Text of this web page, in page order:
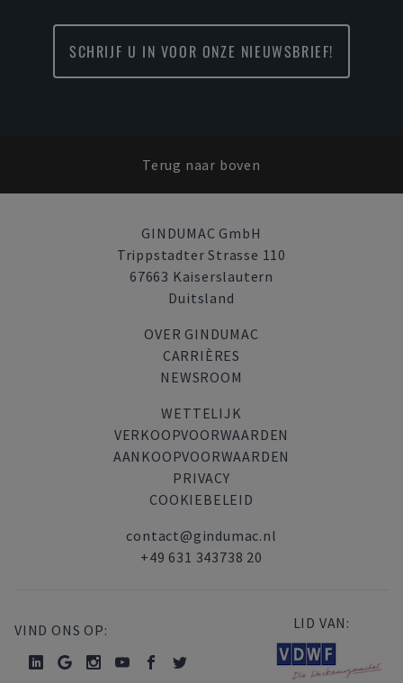
SCHRIJF U IN VOOR ONZE NIEUWSBRIEF!
Terug naar boven
GINDUMAC GmbH
Trippstadter Strasse 110
67663 Kaiserslautern
Duitsland
OVER GINDUMAC
CARRIÈRES
NEWSROOM
WETTELIJK
VERKOOPVOORWAARDEN
AANKOOPVOORWAARDEN
PRIVACY
COOKIEBELEID
contact@gindumac.nl
+49 631 343738 20
VIND ONS OP: LID VAN: